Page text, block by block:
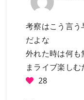
考察はこう言う
だよな
外れた時は何も
まライブ楽しむ
28